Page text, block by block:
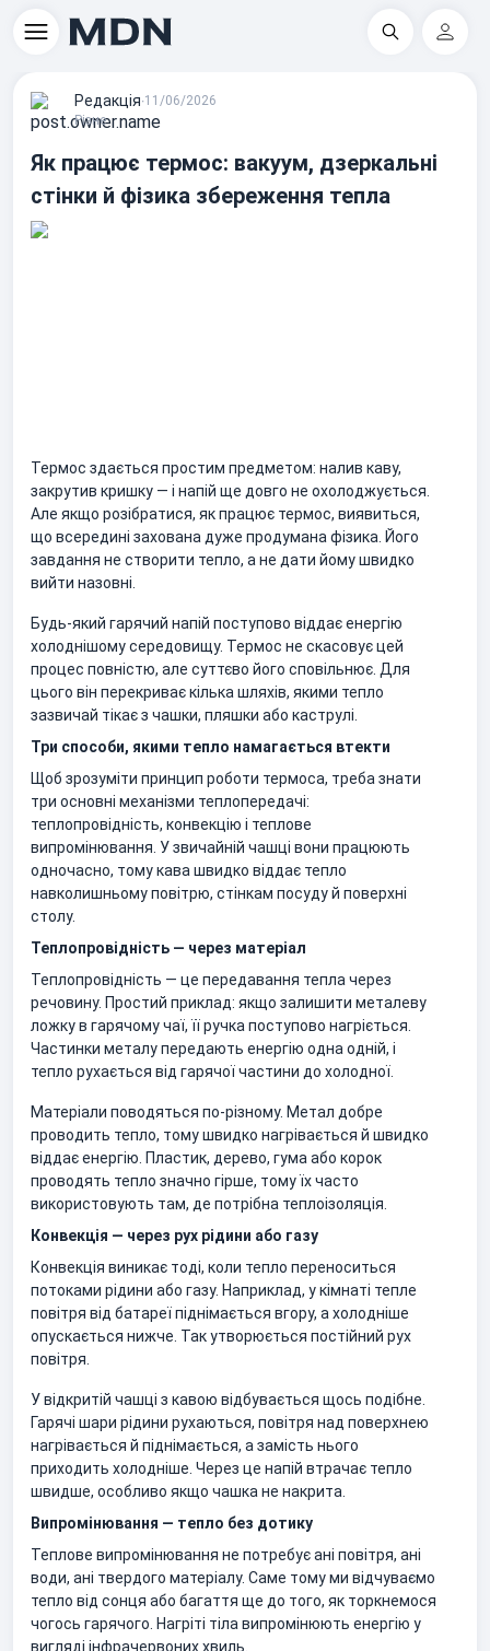
Пошук
Редакцiя∙11/06/2026
Різне
Як працює термос: вакуум, дзеркальні
стінки й фізика збереження тепла
Термос здається простим предметом: налив каву,
закрутив кришку — і напій ще довго не охолоджується.
Але якщо розібратися, як працює термос, виявиться,
що всередині захована дуже продумана фізика. Його
завдання не створити тепло, а не дати йому швидко
вийти назовні.
Будь-який гарячий напій поступово віддає енергію
холоднішому середовищу. Термос не скасовує цей
процес повністю, але суттєво його сповільнює. Для
цього він перекриває кілька шляхів, якими тепло
зазвичай тікає з чашки, пляшки або каструлі.
Три способи, якими тепло намагається втекти
Щоб зрозуміти принцип роботи термоса, треба знати
три основні механізми теплопередачі:
теплопровідність, конвекцію і теплове
випромінювання. У звичайній чашці вони працюють
одночасно, тому кава швидко віддає тепло
навколишньому повітрю, стінкам посуду й поверхні
столу.
Теплопровідність — через матеріал
Теплопровідність — це передавання тепла через
речовину. Простий приклад: якщо залишити металеву
ложку в гарячому чаї, її ручка поступово нагріється.
Частинки металу передають енергію одна одній, і
тепло рухається від гарячої частини до холодної.
Матеріали поводяться по-різному. Метал добре
проводить тепло, тому швидко нагрівається й швидко
віддає енергію. Пластик, дерево, гума або корок
проводять тепло значно гірше, тому їх часто
використовують там, де потрібна теплоізоляція.
Конвекція — через рух рідини або газу
Конвекція виникає тоді, коли тепло переноситься
потоками рідини або газу. Наприклад, у кімнаті тепле
повітря від батареї піднімається вгору, а холодніше
опускається нижче. Так утворюється постійний рух
повітря.
У відкритій чашці з кавою відбувається щось подібне.
Гарячі шари рідини рухаються, повітря над поверхнею
нагрівається й піднімається, а замість нього
приходить холодніше. Через це напій втрачає тепло
швидше, особливо якщо чашка не накрита.
Випромінювання — тепло без дотику
Теплове випромінювання не потребує ані повітря, ані
води, ані твердого матеріалу. Саме тому ми відчуваємо
тепло від сонця або багаття ще до того, як торкнемося
чогось гарячого. Нагріті тіла випромінюють енергію у
вигляді інфрачервоних хвиль.